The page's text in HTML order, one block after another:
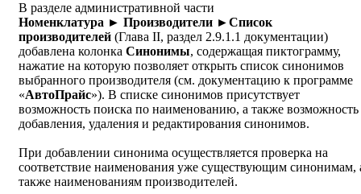
В разделе административной части
Номенклатура ► Производители ►Список
производителей (Глава II, раздел 2.9.1.1 документации)
добавлена колонка Синонимы, содержащая пиктограмму,
нажатие на которую позволяет открыть список синонимов
выбранного производителя (см. документацию к программе
«АвтоПрайс»). В списке синонимов присутствует
возможность поиска по наименованию, а также возможность
добавления, удаления и редактирования синонимов.
При добавлении синонима осуществляется проверка на
соответствие наименования уже существующим синонимам,
также наименованиям производителей.